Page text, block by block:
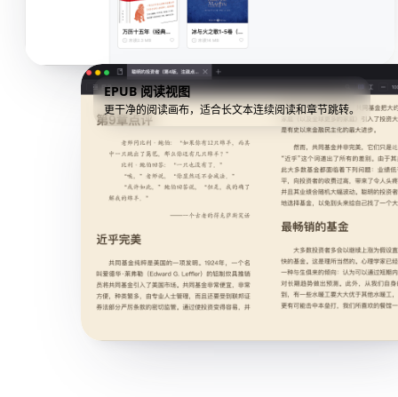
EPUB 阅读视图
更干净的阅读画布，适合长文本连续阅读和章节跳转。